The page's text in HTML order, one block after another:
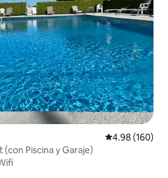
Calificación
4.98 (160)
Piscina y Garaje)